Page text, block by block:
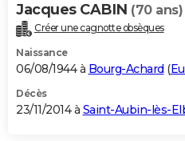
Jacques CABIN (70 ans)
Créer une cagnotte obsèques
Naissance
06/08/1944 à Bourg-Achard (
Décès
23/11/2014 à Saint-Aubin-lès-